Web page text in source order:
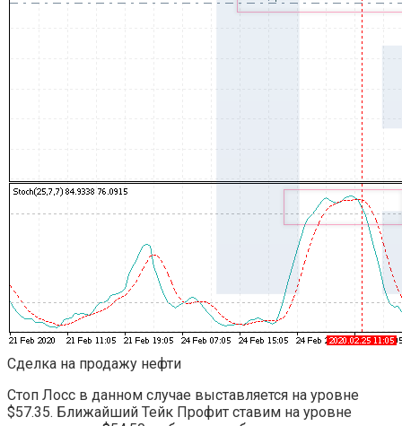
Сделка на продажу нефти
Стоп Лосс в данном случае выставляется на уровне
$57.35. Ближайший Тейк Профит ставим на уровне